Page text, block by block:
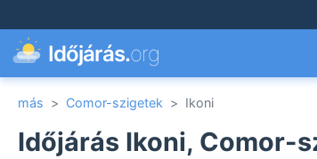
Időjárás.org
más > Comor-szigetek > Ikoni
Időjárás Ikoni,